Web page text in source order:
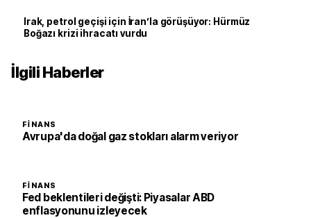
Irak, petrol geçişi için İran’la görüşüyor: Hürmüz
Boğazı krizi ihracatı vurdu
İlgili Haberler
FINANS
Avrupa'da doğal gaz stokları alarm veriyor
FINANS
Fed beklentileri değişti: Piyasalar ABD
enflasyonunu izleyecek